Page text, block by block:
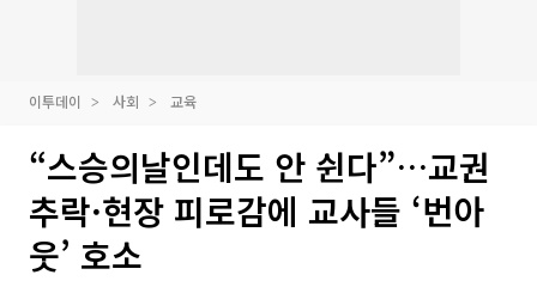
이투데이 사회 교육
“스승의날인데도 안 쉰다”…교권
추락·현장 피로감에 교사들 ‘번아
웃’ 호소